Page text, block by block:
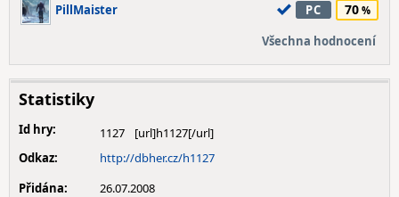
PillMaister PC 70
Všechna hodnocení
Statistiky
Id hry:
1127
Odkaz:
http://dbher.cz/h1127
Přidána:
26.07.2008